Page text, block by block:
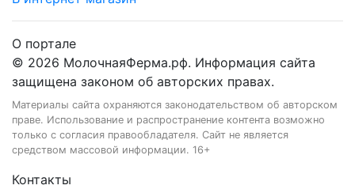
О портале
© 2026 МолочнаяФерма.рф. Информация сайта
защищена законом об авторских правах.
Материалы сайта охраняются законодательством об авторском
праве. Использование и распространение контента возможно
только с согласия правообладателя. Сайт не является
средством массовой информации. 16+
Контакты